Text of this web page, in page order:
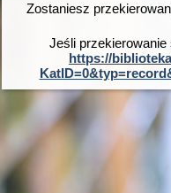
Zostaniesz
Jeśli przekierowanie
https://